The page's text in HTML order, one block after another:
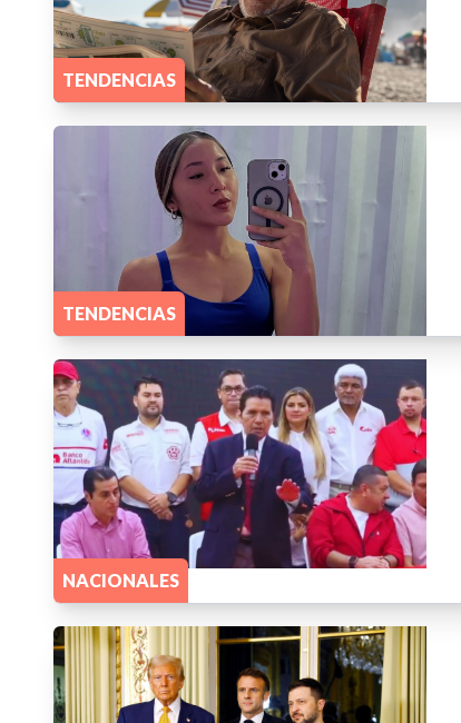
TENDENCIAS
TENDENCIAS
NACIONALES